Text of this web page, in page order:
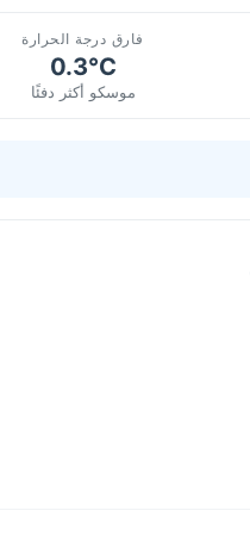
فارق درجة الحرارة
0.3°C
موسكو أكثر دفئًا